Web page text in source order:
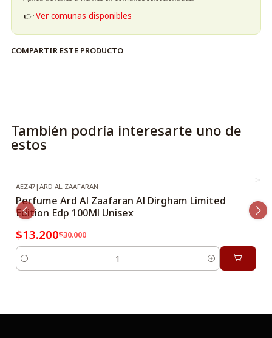
👉Ver comunas disponibles
COMPARTIR ESTE PRODUCTO
También podría interesarte uno de
estos
-56% OFF
AEZ47 |ARD AL ZAAFARAN
Perfume Ard Al Zaafaran Al Dirgham Limited
Edition Edp 100Ml Unisex
$13.200$30.000
Cantidad